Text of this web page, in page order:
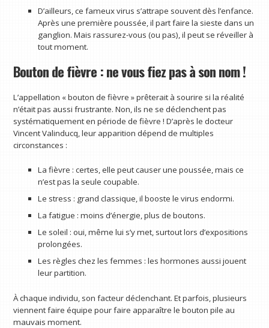
D’ailleurs, ce fameux virus s’attrape souvent dès l’enfance.
Après une première poussée, il part faire la sieste dans un
ganglion. Mais rassurez-vous (ou pas), il peut se réveiller à
tout moment.
Bouton de fièvre : ne vous fiez pas à son nom !
L’appellation « bouton de fièvre » prêterait à sourire si la réalité
n’était pas aussi frustrante. Non, ils ne se déclenchent pas
systématiquement en période de fièvre ! D’après le docteur
Vincent Valinducq, leur apparition dépend de multiples
circonstances :
La fièvre : certes, elle peut causer une poussée, mais ce
n’est pas la seule coupable.
Le stress : grand classique, il booste le virus endormi.
La fatigue : moins d’énergie, plus de boutons.
Le soleil : oui, même lui s’y met, surtout lors d’expositions
prolongées.
Les règles chez les femmes : les hormones aussi jouent
leur partition.
À chaque individu, son facteur déclenchant. Et parfois, plusieurs
viennent faire équipe pour faire apparaître le bouton pile au
mauvais moment.